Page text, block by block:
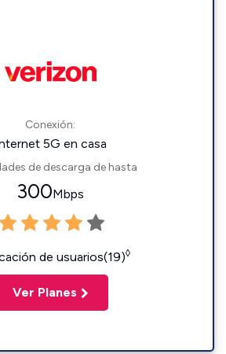
Conexión:
5G en casa
de descarga de hasta
300Mbps
de usuarios(19)◊
Ver Planes